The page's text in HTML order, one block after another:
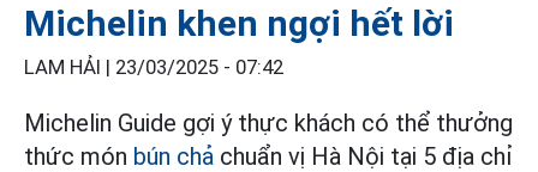
Michelin khen ngợi hết lời
LAM HẢI | 23/03/2025 - 07:42
Michelin Guide gợi ý thực khách có thể thưởng
thức món bún chả chuẩn vị Hà Nội tại 5 địa chỉ